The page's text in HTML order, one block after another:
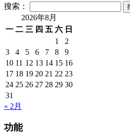
搜索：
2026年8月
一 二 三 四 五 六 日
1
2
3
4 5 6 7 8
9
10 11 12 13 14 15 16
17 18 19 20 21 22 23
24 25 26 27 28 29 30
31
« 2月
功能